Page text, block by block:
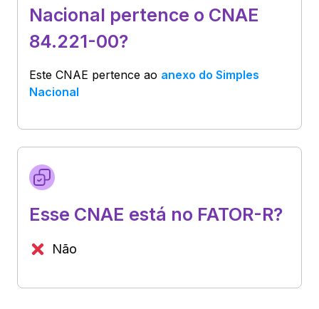
Nacional pertence o CNAE
84.221-00?
Este CNAE pertence ao anexo do Simples
Nacional
Esse CNAE está no FATOR-R?
Não